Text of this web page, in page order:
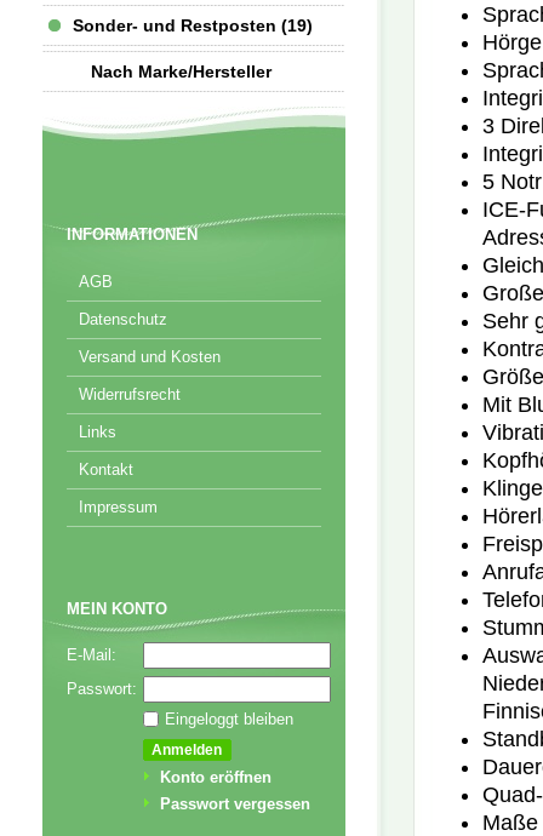
Sonder- und Restposten (19)
Nach Marke/Hersteller
INFORMATIONEN
AGB
Datenschutz
Versand und Kosten
Widerrufsrecht
Links
Kontakt
Impressum
MEIN KONTO
E-Mail:
Passwort:
Eingeloggt bleiben
Konto eröffnen
Passwort vergessen
3
5
ICE-
Sehr
Mit